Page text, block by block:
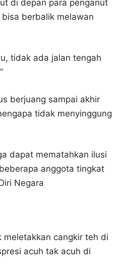
di depan para penganut
berbalik melawan
tidak ada jalan tengah
berjuang sampai akhir
tidak menyinggung
dapat mematahkan ilusi
anggota tingkat
Negara
meletakkan cangkir teh di
acuh tak acuh di